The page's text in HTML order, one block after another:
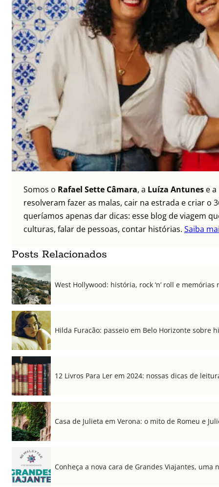
Somos o Rafael Sette Câmara, a Luíza Antunes e a
resolveram fazer as malas, cair na estrada e criar o
queríamos apenas dar dicas: esse blog de viagem
culturas, falar de pessoas, contar histórias. Saiba
Posts Relacionados
West Hollywood: história, rock ‘n’ roll e memórias
Hilda Furacão: passeio em Belo Horizonte sobre
12 Livros Para Ler em 2024: nossas dicas de
Casa de Julieta em Verona: o mito de Romeu e
Conheça a nova cara de Grandes Viajantes, uma